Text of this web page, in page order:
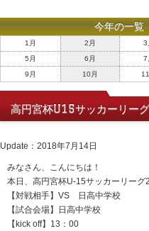
今年の一覧
1月 2月 3
5月
6月 7
9月
10月
高円宮杯U15サッカーリー
Update：2018年7月14日
みなさん、こんにちは！
本日、高円宮杯U‐15サッカーリーグ
【対戦相手】VS 日高中学校
【試合会場】日高中学校
【kick off】13：00